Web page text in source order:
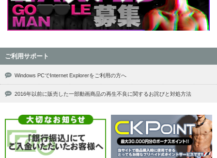
ご利用サポート
Windows PCでInternet Explorerをご利用の方へ
2016年以前に販売した一部動画商品の再生不良に関するお詫びと対処方法